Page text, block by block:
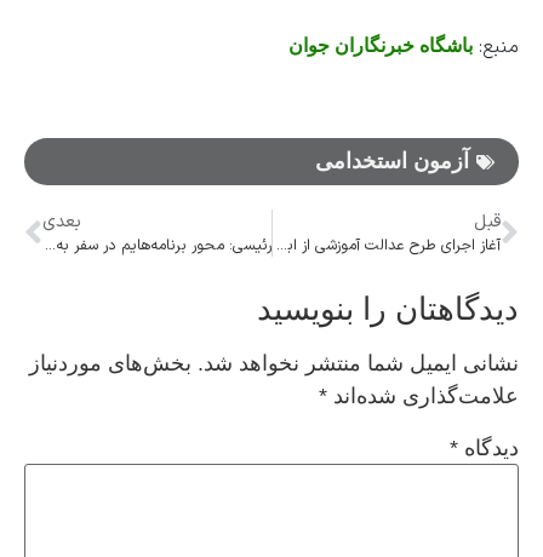
منبع: باشگاه خبرنگاران جوان
آزمون استخدامی
قبل
آغاز اجرای طرح عدالت آموزشی از ابتدای مهر
بعدی
رئیسی: محور برنامه‌هایم در سفر به نیویورک توجه به ارتباطات اقتصادی بود
دیدگاهتان را بنویسید
نشانی ایمیل شما منتشر نخواهد شد. بخش‌های موردنیاز
علامت‌گذاری شده‌اند *
دیدگاه *